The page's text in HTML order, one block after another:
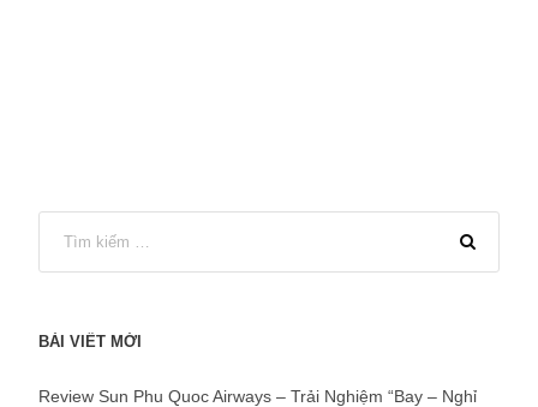
BÀI VIẾT MỚI
Review Sun Phu Quoc Airways – Trải Nghiệm “Bay – Nghỉ